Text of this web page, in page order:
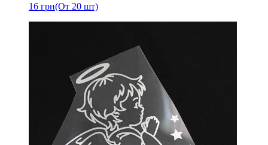
16 грн(От 20 шт)